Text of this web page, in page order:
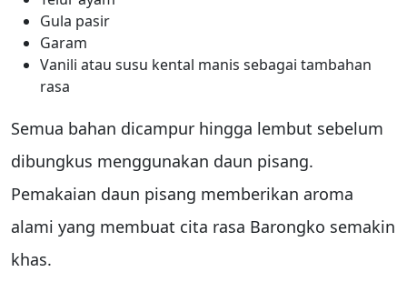
Gula pasir
Garam
Vanili atau susu kental manis sebagai tambahan
rasa
Semua bahan dicampur hingga lembut sebelum
dibungkus menggunakan daun pisang.
Pemakaian daun pisang memberikan aroma
alami yang membuat cita rasa Barongko semakin
khas.